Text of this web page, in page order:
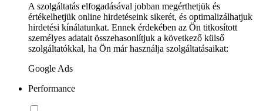
A szolgáltatás elfogadásával jobban megérthetjük és
értékelhetjük online hirdetéseink sikerét, és optimalizálhatjuk
hirdetési kínálatunkat. Ennek érdekében az Ön titkosított
személyes adatait összehasonlítjuk a következő külső
szolgáltatókkal, ha Ön már használja szolgáltatásaikat:
Google Ads
Performance